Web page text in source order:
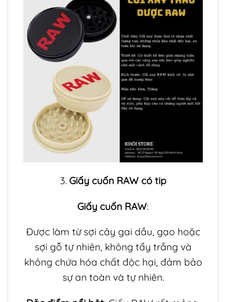
3. Giấy cuốn RAW có tip
Giấy cuốn RAW:
Được làm từ sợi cây gai dầu, gạo hoặc
sợi gỗ tự nhiên, không tẩy trắng và
không chứa hóa chất độc hại, đảm bảo
sự an toàn và tự nhiên.